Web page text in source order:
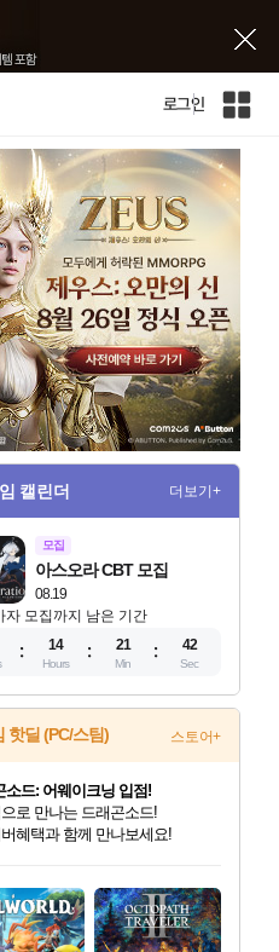
로그인
인
체
사
캘린더 더보기+
모집
08.19
아스오라 CBT 모집
자 모집까지 남은 기간
14
Hours
21
Min
41
Sec
핫딜 (PC/스팀) 스토어+
90% 할인가를 만나보세요!
소드: 어웨이크닝 입점!
으로 만나는 드래곤소드!
특별 할인!
고려 DLC 출시 예정
인&추가 적립까지!
포인트 혜택까지!
베니 혜택까지!
혜택가와 함께 예약하세요!
네이버혜택으로 만나보세요!
페이 혜택과 만나보세요!
프로모션으로 만나보세요!
에 만나보세요!
에디션 상시 할인!
로 예약 판매 중
게 충전하세요